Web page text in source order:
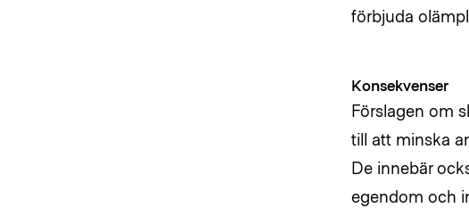
förbjuda
Konsekvenser
Förslagen om
till att minska
De innebär
egendom och